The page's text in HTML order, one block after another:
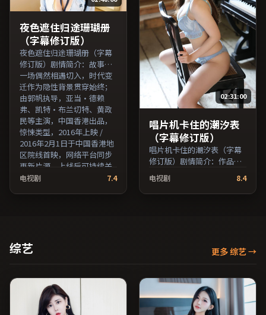
清观看。（国产影视资源大
全免费条目索引，支持片名
与演员交叉检索。）
群。（国产影视资源大全免
费条目索引，支持片名与演
员交叉检索。）
夜色遮住归途珊瑚册
（字幕修订版）
夜色遮住归途珊瑚册（字幕
修订版）剧情简介：故事从
一场偶然相遇切入，时代变
迁作为隐性背景贯穿始终；
由郭帆执导，亚当·德赖
弗、凯特·布兰切特、黄政
民等主演，中国香港出品，
惊悚类型，2016年上映 /
2016年2月1日于中国香港地
区院线首映，网络平台同步
更新片源。上线后可持续关
注影片评分与观众口碑走
电视剧 7.4
02:31:00
唱片机卡住的潮汐表
（字幕修订版）
唱片机卡住的潮汐表（字幕
修订版）剧情简介：作品关
注边缘群体的日常抉择，影
像质感兼顾院线观感与流媒
体清晰度；由魏斯·安德森
院线首映，网络平台同步更
佳细节。（国产影视资源大
全免费条目索引，支持片名
与演员交叉检索。）
电视剧 8.4
综艺 更多 综艺→